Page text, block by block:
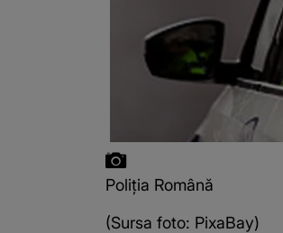
Poliția Română
(Sursa foto: PixaBay)